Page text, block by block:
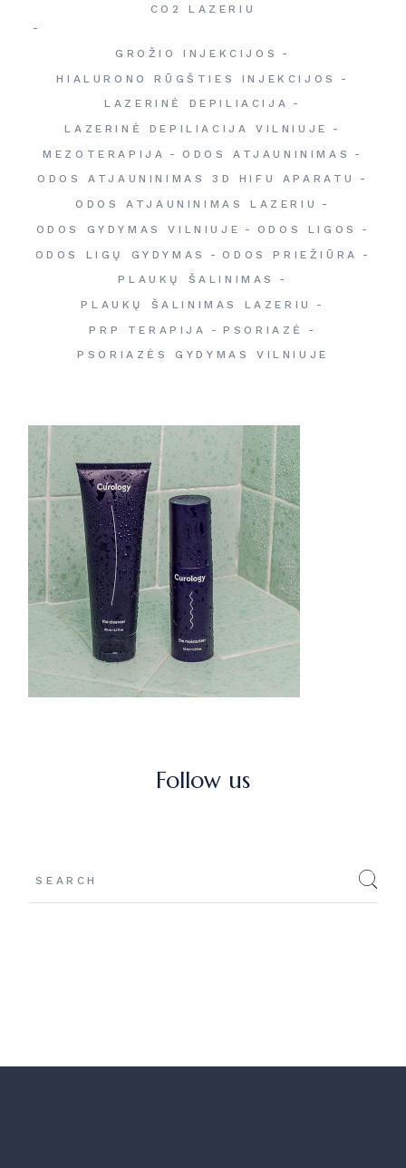
CO2 LAZERIU
GROŽIO INJEKCIJOS
HIALURONO RŪGŠTIES INJEKCIJOS
LAZERINĖ DEPILIACIJA
LAZERINĖ DEPILIACIJA VILNIUJE
MEZOTERAPIJA
ODOS ATJAUNINIMAS
ODOS ATJAUNINIMAS 3D HIFU APARATU
ODOS ATJAUNINIMAS LAZERIU
ODOS GYDYMAS VILNIUJE
ODOS LIGOS
ODOS LIGŲ GYDYMAS
ODOS PRIEŽIŪRA
PLAUKŲ ŠALINIMAS
PLAUKŲ ŠALINIMAS LAZERIU
PRP TERAPIJA
PSORIAZĖ
PSORIAZĖS GYDYMAS VILNIUJE
Follow us